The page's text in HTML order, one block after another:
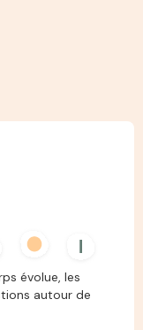
évolue, les
autour de